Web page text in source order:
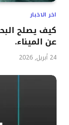
اخر الاخبار
كيف يصلح
عن الميناء.
24 أبريل, 2026